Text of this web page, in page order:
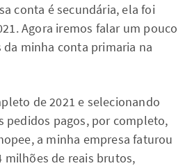
conta é secundária, ela foi
Agora iremos falar um pouco
minha conta primaria na
de 2021 e selecionando
pedidos pagos, por completo,
a minha empresa faturou
milhões de reais brutos,